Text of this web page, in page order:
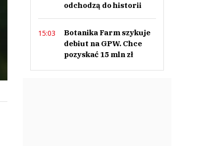
odchodzą do historii
15:03
Botanika Farm szykuje
debiut na GPW. Chce
pozyskać 15 mln zł